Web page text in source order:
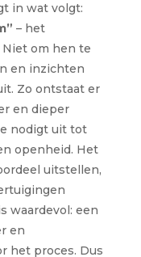
in wat volgt:
– het
om hen te
en inzichten
Zo ontstaat er
en dieper
nodigt uit tot
openheid. Het
uitstellen,
waardevol: een
en
het proces. Dus